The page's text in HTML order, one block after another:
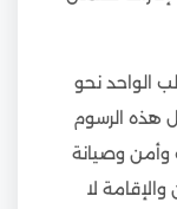
الواحد نحو
هذه الرسوم
وأمن وصيانة
لا